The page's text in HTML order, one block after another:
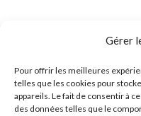
Gérer
Pour offrir les meilleures
telles que les cookies pour
appareils. Le fait de consentir à
des données telles que le
Mentions Légales
Qui sommes-nous ?
Mentions Légales